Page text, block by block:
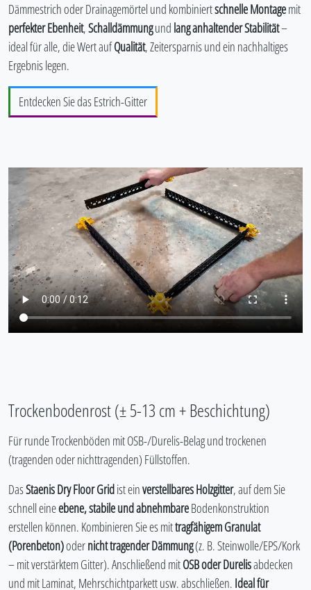
Dämmestrich oder Drainagemörtel und kombiniertschnelle Montagemit
perfekter Ebenheit,Schalldämmungund lang anhaltender Stabilität–
ideal für alle, die Wert aufQualität, Zeitersparnis und ein nachhaltiges
Ergebnis legen.
Entdecken Sie das Estrich-Gitter
Trockenbodenrost (± 5-13 cm + Beschichtung)
Für runde Trockenböden mit OSB-/Durelis-Belag und trockenen
(tragenden oder nichttragenden) Füllstoffen.
DasStaenis Dry Floor Gridist einverstellbares Holzgitter, auf dem Sie
schnell eineebene, stabile und abnehmbareBodenkonstruktion
erstellen können. Kombinieren Sie es mittragfähigem Granulat
(Porenbeton)odernicht tragender Dämmung(z. B. Steinwolle/EPS/Kork
– mit verstärktem Gitter). Anschließend mitOSB oder Durelisabdecken
und mit Laminat, Mehrschichtparkett usw. abschließen. Ideal für